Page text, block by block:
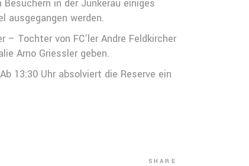
in der Junkerau einiges
ausgegangen werden.
– Tochter von FC’ler Andre Feldkircher
Arno Griessler geben.
13:30 Uhr absolviert die Reserve ein
SHARE